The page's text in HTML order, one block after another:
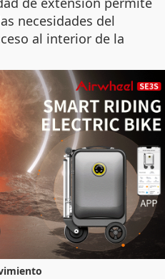
necesidades del
al interior de la